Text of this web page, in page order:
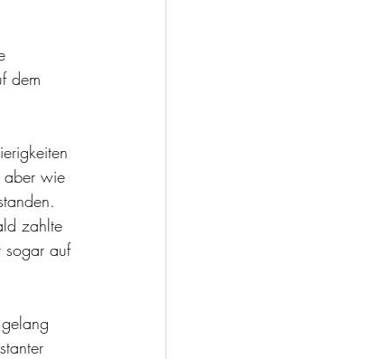
dem
aber wie
zahlte
sogar auf